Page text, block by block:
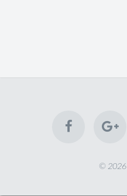
© 2026